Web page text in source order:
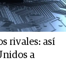
rivales: así
a